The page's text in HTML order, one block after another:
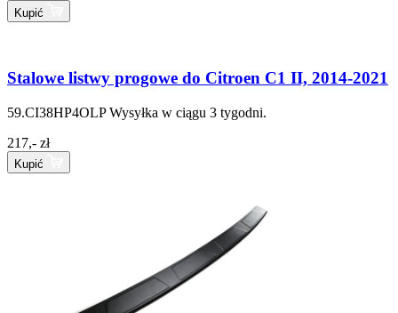
Kupić
Stalowe listwy progowe do Citroen C1 II, 2014-2021
59.CI38HP4OLP Wysyłka w ciągu 3 tygodni.
217,- zł
Kupić